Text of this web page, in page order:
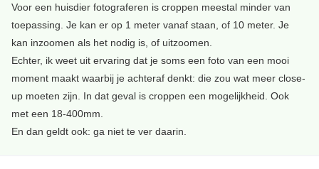
Voor een huisdier fotograferen is croppen meestal minder van
toepassing. Je kan er op 1 meter vanaf staan, of 10 meter. Je
kan inzoomen als het nodig is, of uitzoomen.
Echter, ik weet uit ervaring dat je soms een foto van een mooi
moment maakt waarbij je achteraf denkt: die zou wat meer close-
up moeten zijn. In dat geval is croppen een mogelijkheid. Ook
met een 18-400mm.
En dan geldt ook: ga niet te ver daarin.